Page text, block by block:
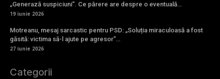
„Generază suspiciuni”. Ce părere are despre o eventuală…
19 iunie 2026
Motreanu, mesaj sarcastic pentru PSD: „Soluția miraculoasă a fost
găsită: victima să-l ajute pe agresor”…
27 iunie 2026
Categorii